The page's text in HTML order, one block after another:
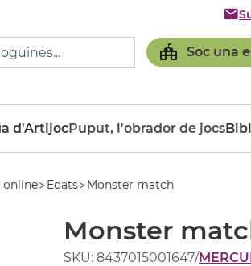
Soc una
d'ArtijocPuput, l'obrador de jocs
Edats Monster match
Monster
SKU: 8437015001647/